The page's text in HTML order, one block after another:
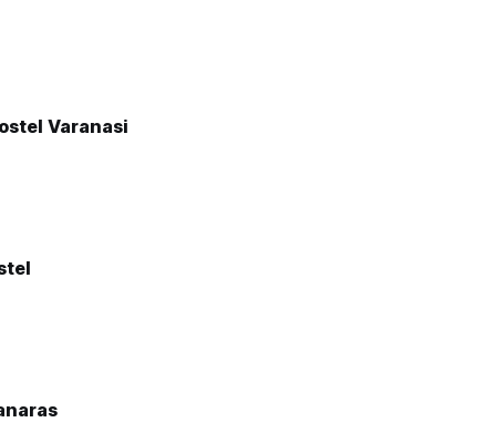
Varanasi